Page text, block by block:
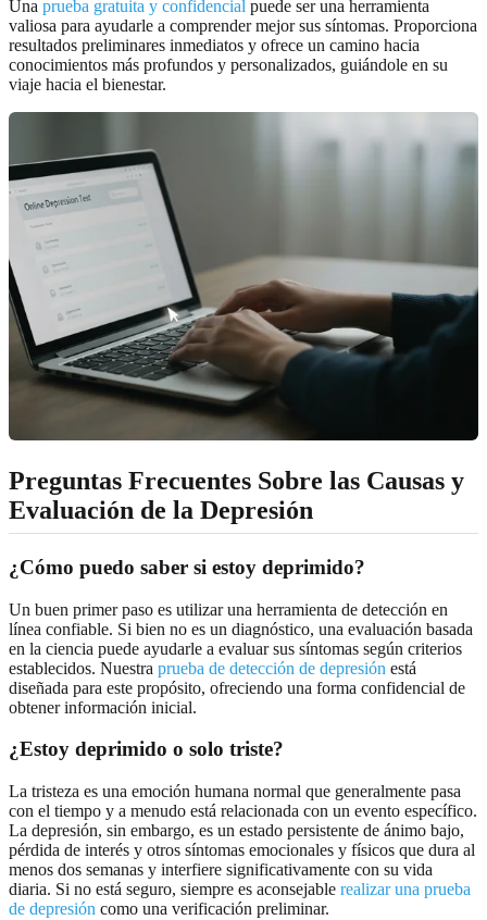
Una prueba gratuita y confidencial puede ser una herramienta
valiosa para ayudarle a comprender mejor sus síntomas. Proporciona
resultados preliminares inmediatos y ofrece un camino hacia
conocimientos más profundos y personalizados, guiándole en su
viaje hacia el bienestar.
Preguntas Frecuentes Sobre las Causas y
Evaluación de la Depresión
¿Cómo puedo saber si estoy deprimido?
Un buen primer paso es utilizar una herramienta de detección en
línea confiable. Si bien no es un diagnóstico, una evaluación basada
en la ciencia puede ayudarle a evaluar sus síntomas según criterios
establecidos. Nuestra prueba de detección de depresión está
diseñada para este propósito, ofreciendo una forma confidencial de
obtener información inicial.
¿Estoy deprimido o solo triste?
La tristeza es una emoción humana normal que generalmente pasa
con el tiempo y a menudo está relacionada con un evento específico.
La depresión, sin embargo, es un estado persistente de ánimo bajo,
pérdida de interés y otros síntomas emocionales y físicos que dura al
menos dos semanas y interfiere significativamente con su vida
diaria. Si no está seguro, siempre es aconsejable realizar una prueba
de depresión como una verificación preliminar.